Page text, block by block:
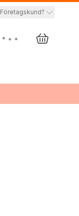
Företagskund?